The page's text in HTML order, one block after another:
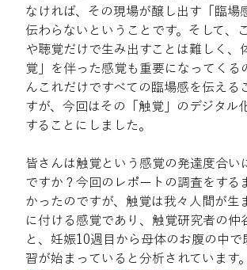
なければ、その現場が醸し出す「臨場
伝わらないということです。そして、
や聴覚だけで生み出すことは難しく、
覚」を伴った感覚も重要になってくる
んこれだけですべての臨場感を伝える
すが、今回はその「触覚」のデジタル
することにしました。
皆さんは触覚という感覚の発達度合い
ですか？今回のレポートの調査をする
かったのですが、触覚は我々人間が生
に付ける感覚であり、触覚研究者の仲
と、妊娠10週目から母体のお腹の中で
習が始まっていると分析されています。